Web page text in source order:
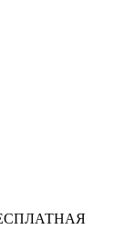
БЕСПЛАТНАЯ